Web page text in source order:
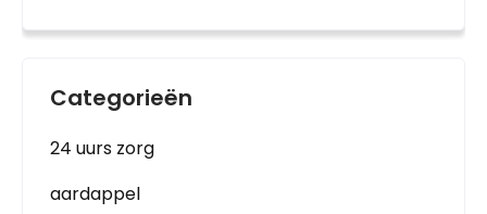
Categorieën
24 uurs zorg
aardappel